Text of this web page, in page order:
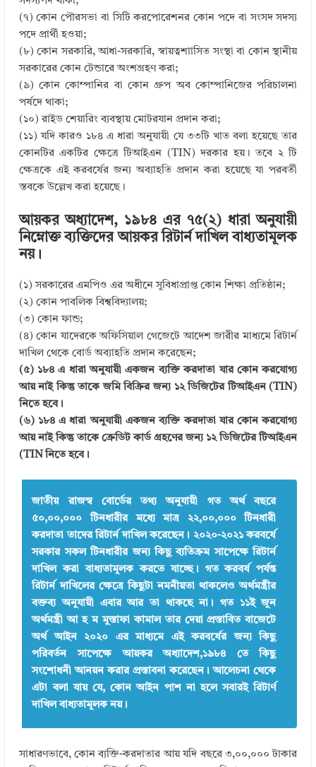
(৭) কোন পৌরসভা বা সিটি করপোরেশনর কোন পদে বা সংসদ সদস্য
পদে প্রার্থী হওয়া;
(৮) কোন সরকারি, আধা-সরকারি, স্বায়ত্বশাাসিত সংস্থা বা কোন স্থানীয়
সরকারের কোন টেন্ডারে অংশগ্রহণ করা;
(৯) কোন কোম্পানির বা কোন গ্রুপ অব কোম্পানিজের পরিচালনা
পর্ষদে থাকা;
(১০) রাইড শেয়ারিং ব্যবস্থায় মোটরযান প্রদান করা;
(১১) যদি কারও ১৮৪ এ ধারা অনুযায়ী যে ৩৩টি খাত বলা হয়েছে তার
কোনটির একটির ক্ষেত্রে টিআইএন (TIN) দরকার হয়। তবে ২ টি
ক্ষেত্রকে এই করবর্ষের জন্য অব্যাহতি প্রদান করা হয়েছে যা পরবর্তী
স্তবকে উল্লেখ করা হয়েছে।
আয়কর অধ্যাদেশ, ১৯৮৪ এর ৭৫(২) ধারা অনুযায়ী
নিম্নোক্ত ব্যক্তিদের আয়কর রিটার্ন দাখিল বাধ্যতামূলক
নয়।
(১) সরকারের এমপিও এর অধীনে সুবিধাপ্রাপ্ত কোন শিক্ষা প্রতিষ্ঠান;
(২) কোন পাবলিক বিশ্ববিদ্যালয়;
(৩) কোন ফান্ড;
(৪) কোন যাদেরকে অফিসিয়াল গেজেটে আদেশ জারীর মাধ্যমে রিটার্ন
দাখিল থেকে বোর্ড অব্যাহতি প্রদান করেছেন;
(৫) ১৮৪ এ ধারা অনুযায়ী একজন ব্যক্তি করদাতা যার কোন করযোগ্য
আয় নাই কিন্তু তাকে জমি বিক্রির জন্য ১২ ডিজিটের টিআইএন (TIN)
নিতে হবে।
(৬) ১৮৪ এ ধারা অনুযায়ী একজন ব্যক্তি করদাতা যার কোন করযোগ্য
আয় নাই কিন্তু তাকে ক্রেডিট কার্ড গ্রহণের জন্য ১২ ডিজিটের টিআইএন
(TIN নিতে হবে।
জাতীয় রাজস্ব বোর্ডের তথ্য অনুযায়ী গত অর্থ বছরে
৫০,০০,০০০ টিনধারীর মধ্যে মাত্র ২২,০০,০০০ টিনধারী
করদাতা তাদের রিটার্ন দাখিল করেছেন। ২০২০-২০২১ করবর্ষে
সরকার সকল টিনধারীর জন্য কিছু ব্যতিক্রম সাপেক্ষে রিটার্ন
দাখিল করা বাধ্যতামূলক করতে যাচ্ছে। গত করবর্ষ পর্যন্ত
রিটার্ন দাখিলের ক্ষেত্রে কিছুটা নমনীয়তা থাকলেও অর্থমন্ত্রীর
বক্তব্য অনুযায়ী এবার আর তা থাকছে না। গত ১১ই জুন
অর্থমন্ত্রী আ হ ম মুস্তাফা কামাল তার দেয়া প্রস্তাবিত বাজেটে
অর্থ আইন ২০২০ এর মাধ্যমে এই করবর্ষের জন্য কিছু
পরিবর্তন সাপেক্ষে আয়কর অধ্যাদেশ,১৯৮৪ তে কিছু
সংশোধনী আনয়ন করার প্রস্তাবনা করেছেন। আলেচনা থেকে
এটা বলা যায় যে, কোন আইন পাশ না হলে সবারই রিটার্ণ
দাখিল বাধ্যতামূলক নয়।
সাধারণভাবে, কোন ব্যক্তি-করদাতার আয় যদি বছরে ৩,০০,০০০ টাকার